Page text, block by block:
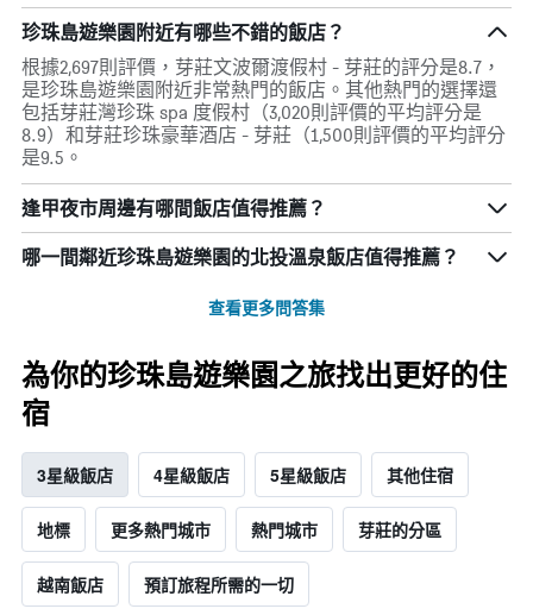
珍珠島遊樂園附近有哪些不錯的飯店？
根據2,697則評價，芽莊文波爾渡假村 - 芽莊的評分是8.7，
是珍珠島遊樂園附近非常熱門的飯店。其他熱門的選擇還
包括芽莊灣珍珠 spa 度假村（3,020則評價的平均評分是
8.9）和芽莊珍珠豪華酒店 - 芽莊（1,500則評價的平均評分
是9.5。
逢甲夜市周邊有哪間飯店值得推薦？
哪一間鄰近珍珠島遊樂園的北投溫泉飯店值得推薦？
查看更多問答集
為你的珍珠島遊樂園之旅找出更好的住
宿
3星級飯店 4星級飯店 5星級飯店 其他住宿
地標 更多熱門城市 熱門城市 芽莊的分區
越南飯店 預訂旅程所需的一切